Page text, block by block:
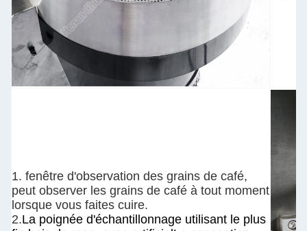
1. fenêtre d'observation des grains de café,
peut observer les grains de café à tout moment
lorsque vous faites cuire.
2.La poignée d'échantillonnage utilisant le plus